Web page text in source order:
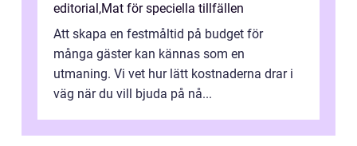
editorial,Mat för speciella tillfällen
Att skapa en festmåltid på budget för
många gäster kan kännas som en
utmaning. Vi vet hur lätt kostnaderna drar i
väg när du vill bjuda på nå...